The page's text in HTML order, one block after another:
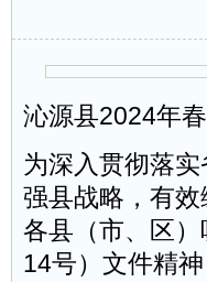
沁源县2024年
为深入贯彻落
强县战略，有
各县（市、区
14号）文件精